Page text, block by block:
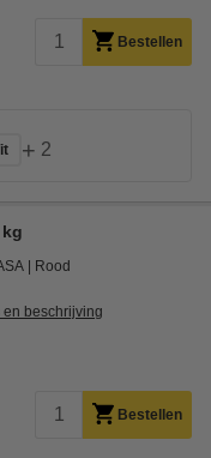
Bestellen
+ 2
Rood
en beschrijving
Bestellen